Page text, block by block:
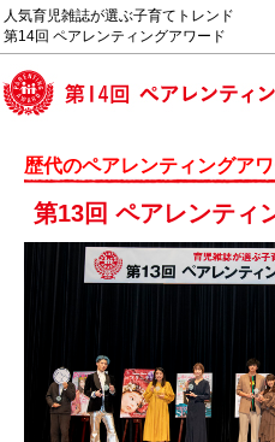
人気育児雑誌が選ぶ子育てトレンド
第14回 ペアレンティングアワード
歴代のペアレンティングア
第13回 ペアレンティ